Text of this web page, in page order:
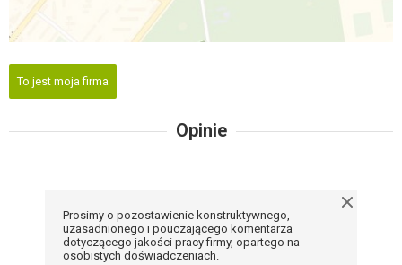
To jest moja firma
Opinie
Prosimy o pozostawienie konstruktywnego,
uzasadnionego i pouczającego komentarza
dotyczącego jakości pracy firmy, opartego na
osobistych doświadczeniach.